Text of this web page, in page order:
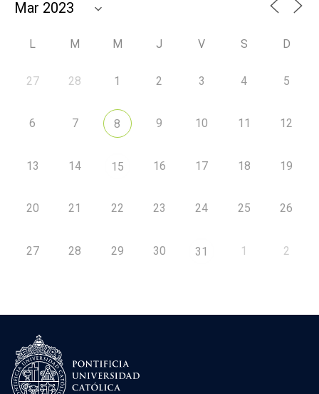
L M M J V S D
27 28 1 2 3 4 5
6 7 8 9 10 11 12
13 14 15 16 17 18 19
20 21 22 23 24 25 26
27 28 29 30 31 1 2